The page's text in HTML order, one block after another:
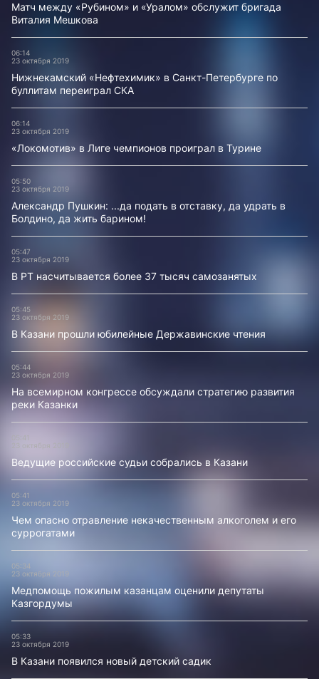
Матч между «Рубином» и «Уралом» обслужит бригада
Виталия Мешкова
06:14
23 октября 2019
Нижнекамский «Нефтехимик» в Санкт-Петербурге по
буллитам переиграл СКА
06:14
23 октября 2019
«Локомотив» в Лиге чемпионов проиграл в Турине
05:50
23 октября 2019
Александр Пушкин: ...да подать в отставку, да удрать в
Болдино, да жить барином!
05:47
23 октября 2019
В РТ насчитывается более 37 тысяч самозанятых
05:45
23 октября 2019
В Казани прошли юбилейные Державинские чтения
05:44
23 октября 2019
На всемирном конгрессе обсуждали стратегию развития
реки Казанки
05:41
23 октября 2019
Ведущие российские судьи собрались в Казани
05:41
23 октября 2019
Чем опасно отравление некачественным алкоголем и его
суррогатами
05:34
23 октября 2019
Медпомощь пожилым казанцам оценили депутаты
Казгордумы
05:33
23 октября 2019
В Казани появился новый детский садик